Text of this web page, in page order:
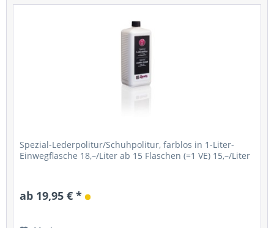
Spezial-Lederpolitur/Schuhpolitur, farblos in 1-Liter-
Einwegflasche 18,–/Liter ab 15 Flaschen (=1 VE) 15,–/Liter
ab 19,95 € *